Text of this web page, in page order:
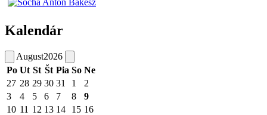
Kalendár
August2026
Po Ut St Št Pia So Ne
27 28 29 30 31 1
2
3
4 5 6 7 8
9
10 11 12 13 14 15 16